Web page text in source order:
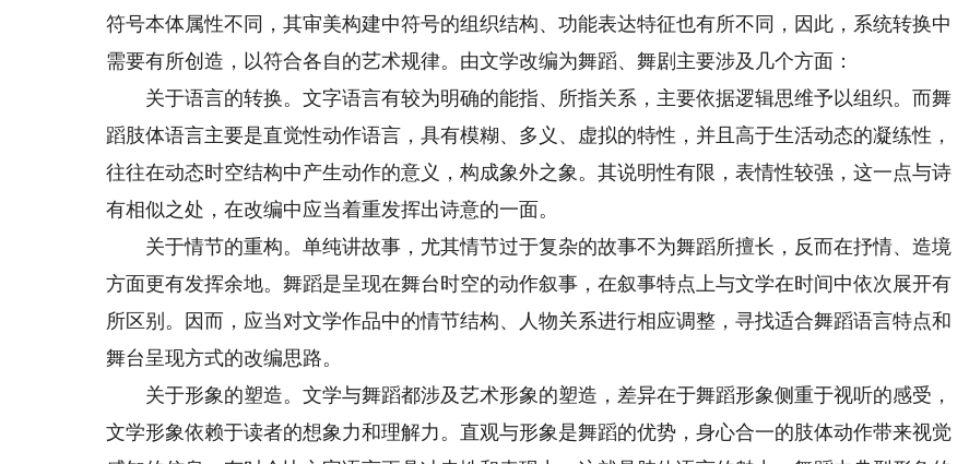
符号本体属性不同，其审美构建中符号的组织结构、功能表达特征也有所不同，因此，系统转换中
需要有所创造，以符合各自的艺术规律。由文学改编为舞蹈、舞剧主要涉及几个方面：
关于语言的转换。文字语言有较为明确的能指、所指关系，主要依据逻辑思维予以组织。而舞
蹈肢体语言主要是直觉性动作语言，具有模糊、多义、虚拟的特性，并且高于生活动态的凝练性，
往往在动态时空结构中产生动作的意义，构成象外之象。其说明性有限，表情性较强，这一点与诗
有相似之处，在改编中应当着重发挥出诗意的一面。
关于情节的重构。单纯讲故事，尤其情节过于复杂的故事不为舞蹈所擅长，反而在抒情、造境
方面更有发挥余地。舞蹈是呈现在舞台时空的动作叙事，在叙事特点上与文学在时间中依次展开有
所区别。因而，应当对文学作品中的情节结构、人物关系进行相应调整，寻找适合舞蹈语言特点和
舞台呈现方式的改编思路。
关于形象的塑造。文学与舞蹈都涉及艺术形象的塑造，差异在于舞蹈形象侧重于视听的感受，
文学形象依赖于读者的想象力和理解力。直观与形象是舞蹈的优势，身心合一的肢体动作带来视觉